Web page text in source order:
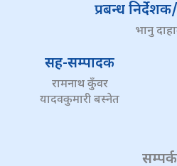
प्रबन्ध
भानु
सह-सम्पादक
रामनाथ कुँवर
यादवकुमारी बस्नेत
सम्पर्क